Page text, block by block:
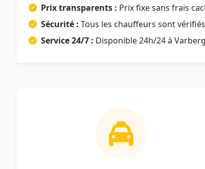
Prix transparents : Prix fixe sans frais
Sécurité : Tous les chauffeurs sont
Service 24/7 : Disponible 24h/24 à